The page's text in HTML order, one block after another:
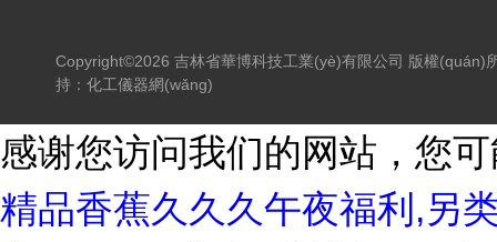
Copyright©2026 吉林省華博科技工業(yè)有限公司 版權
持： 化工儀器網(wǎng)
感谢您访问我们的网站，您
精品香蕉久久久午夜福利,另